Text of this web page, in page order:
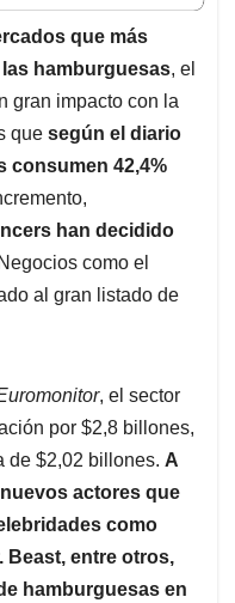
que más
hamburguesas, el
gran impacto con la
que según el diario
consumen 42,4%
han decidido
Negocios como el
al gran listado de
, el sector
por $2,8 billones,
de $2,02 billones. A
actores que
como
Beast, entre otros,
hamburguesas en